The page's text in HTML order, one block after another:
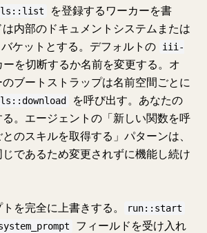
を登録するワーカーを書
は内部のドキュメントシステムまたは
ケットとする。デフォルトの
iii-
ーを切断するか名前を変更する。オ
ブートストラップは名前空間ごとに
を呼び出す。あなたの
。エージェントの「新しい関数を呼
のスキルを取得する」パターンは、
であるため変更されずに機能し続け
を完全に上書きする。 run::start
フィールドを受け入れ